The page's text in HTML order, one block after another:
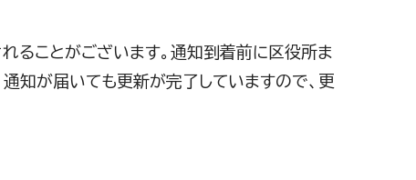
ることがございます。通知到着前に区役所ま
知が届いても更新が完了していますので、更